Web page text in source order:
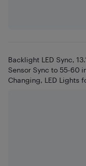
Backlight LED Sync,
Sensor Sync to 55-60
Changing, LED Lights